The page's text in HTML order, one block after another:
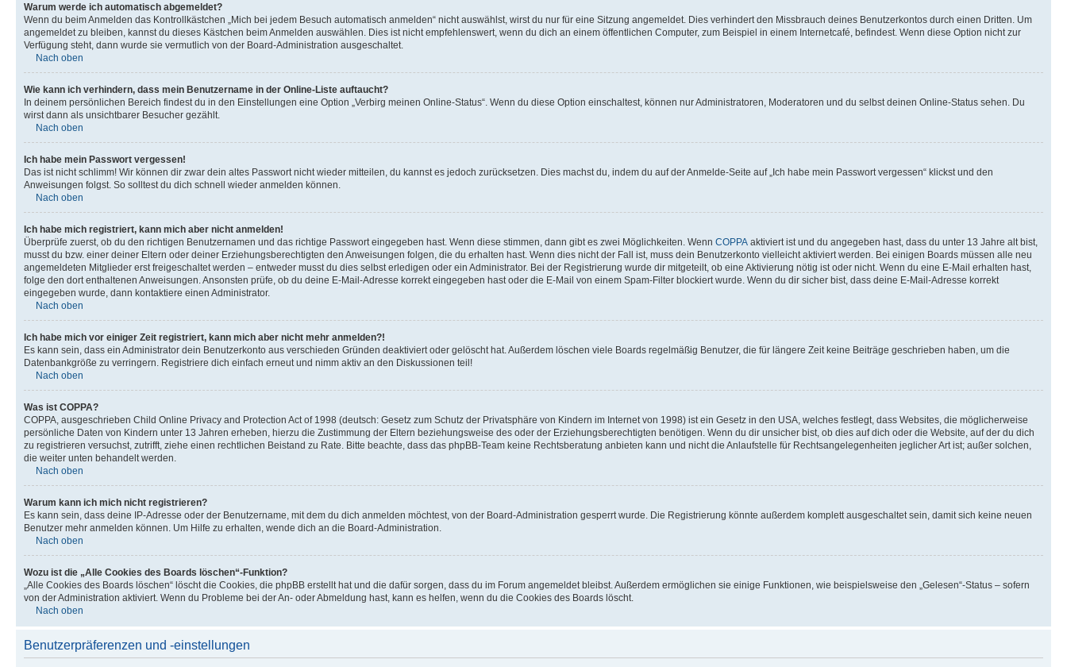
Warum werde ich automatisch abgemeldet?
Wenn du beim Anmelden das Kontrollkästchen „Mich bei jedem Besuch automatisch anmelden“ nicht auswählst, wirst du nur für eine Sitzung angemeldet. Dies verhindert den Missbrauch deines Benutzerkontos durch einen Dritten. Um
angemeldet zu bleiben, kannst du dieses Kästchen beim Anmelden auswählen. Dies ist nicht empfehlenswert, wenn du dich an einem öffentlichen Computer, zum Beispiel in einem Internetcafé, befindest. Wenn diese Option nicht zur
Verfügung steht, dann wurde sie vermutlich von der Board-Administration ausgeschaltet.
Nach oben
Wie kann ich verhindern, dass mein Benutzername in der Online-Liste auftaucht?
In deinem persönlichen Bereich findest du in den Einstellungen eine Option „Verbirg meinen Online-Status“. Wenn du diese Option einschaltest, können nur Administratoren, Moderatoren und du selbst deinen Online-Status sehen. Du
wirst dann als unsichtbarer Besucher gezählt.
Nach oben
Ich habe mein Passwort vergessen!
Das ist nicht schlimm! Wir können dir zwar dein altes Passwort nicht wieder mitteilen, du kannst es jedoch zurücksetzen. Dies machst du, indem du auf der Anmelde-Seite auf „Ich habe mein Passwort vergessen“ klickst und den
Anweisungen folgst. So solltest du dich schnell wieder anmelden können.
Nach oben
Ich habe mich registriert, kann mich aber nicht anmelden!
Überprüfe zuerst, ob du den richtigen Benutzernamen und das richtige Passwort eingegeben hast. Wenn diese stimmen, dann gibt es zwei Möglichkeiten. Wenn COPPA aktiviert ist und du angegeben hast, dass du unter 13 Jahre alt bist,
musst du bzw. einer deiner Eltern oder deiner Erziehungsberechtigten den Anweisungen folgen, die du erhalten hast. Wenn dies nicht der Fall ist, muss dein Benutzerkonto vielleicht aktiviert werden. Bei einigen Boards müssen alle neu
angemeldeten Mitglieder erst freigeschaltet werden – entweder musst du dies selbst erledigen oder ein Administrator. Bei der Registrierung wurde dir mitgeteilt, ob eine Aktivierung nötig ist oder nicht. Wenn du eine E-Mail erhalten hast,
folge den dort enthaltenen Anweisungen. Ansonsten prüfe, ob du deine E-Mail-Adresse korrekt eingegeben hast oder die E-Mail von einem Spam-Filter blockiert wurde. Wenn du dir sicher bist, dass deine E-Mail-Adresse korrekt
eingegeben wurde, dann kontaktiere einen Administrator.
Nach oben
Ich habe mich vor einiger Zeit registriert, kann mich aber nicht mehr anmelden?!
Es kann sein, dass ein Administrator dein Benutzerkonto aus verschieden Gründen deaktiviert oder gelöscht hat. Außerdem löschen viele Boards regelmäßig Benutzer, die für längere Zeit keine Beiträge geschrieben haben, um die
Datenbankgröße zu verringern. Registriere dich einfach erneut und nimm aktiv an den Diskussionen teil!
Nach oben
Was ist COPPA?
COPPA, ausgeschrieben Child Online Privacy and Protection Act of 1998 (deutsch: Gesetz zum Schutz der Privatsphäre von Kindern im Internet von 1998) ist ein Gesetz in den USA, welches festlegt, dass Websites, die möglicherweise
persönliche Daten von Kindern unter 13 Jahren erheben, hierzu die Zustimmung der Eltern beziehungsweise des oder der Erziehungsberechtigten benötigen. Wenn du dir unsicher bist, ob dies auf dich oder die Website, auf der du dich
zu registrieren versuchst, zutrifft, ziehe einen rechtlichen Beistand zu Rate. Bitte beachte, dass das phpBB-Team keine Rechtsberatung anbieten kann und nicht die Anlaufstelle für Rechtsangelegenheiten jeglicher Art ist; außer solchen,
die weiter unten behandelt werden.
Nach oben
Warum kann ich mich nicht registrieren?
Es kann sein, dass deine IP-Adresse oder der Benutzername, mit dem du dich anmelden möchtest, von der Board-Administration gesperrt wurde. Die Registrierung könnte außerdem komplett ausgeschaltet sein, damit sich keine neuen
Benutzer mehr anmelden können. Um Hilfe zu erhalten, wende dich an die Board-Administration.
Nach oben
Wozu ist die „Alle Cookies des Boards löschen“-Funktion?
„Alle Cookies des Boards löschen“ löscht die Cookies, die phpBB erstellt hat und die dafür sorgen, dass du im Forum angemeldet bleibst. Außerdem ermöglichen sie einige Funktionen, wie beispielsweise den „Gelesen“-Status – sofern
von der Administration aktiviert. Wenn du Probleme bei der An- oder Abmeldung hast, kann es helfen, wenn du die Cookies des Boards löscht.
Nach oben
Benutzerpräferenzen und -einstellungen